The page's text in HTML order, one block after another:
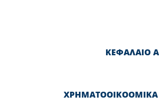
ΚΕΦΑΛΑΙΟ Α
ΧΡΗΜΑΤΟΟΙΚΟΟΜΙΚΑ